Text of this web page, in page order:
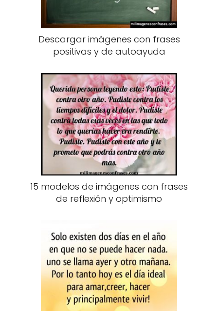
Descargar imágenes con frases
positivas y de autoayuda
15 modelos de imágenes con frases
de reflexión y optimismo